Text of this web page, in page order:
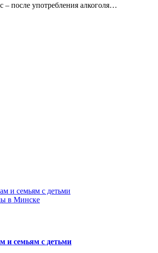
после употребления алкоголя…
и семьям с детьми
в Минске
и семьям с детьми